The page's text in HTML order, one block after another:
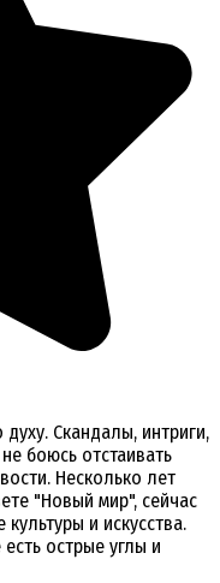
Скандалы, интриги,
боюсь отстаивать
Несколько лет
"Новый мир", сейчас
и искусства.
острые углы и